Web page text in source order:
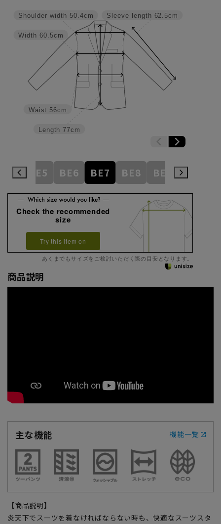
Sleeve length 62.5cm
Length 77cm
Waist 56cm
Width 60.5cm
Shoulder width 50.4cm
BE5 BE6 BE7 BE8 BE9 BE10
Check the recommended
size
Try this item on
あくまでもサイズをご検討いただく際の目安となります。
商品説明
主な機能 機能一覧
【商品説明】
炎天下でスーツを着なければならない時も、快適なスーツスタ